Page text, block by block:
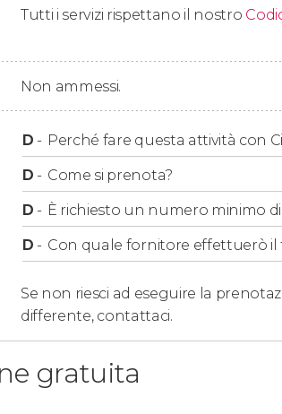
saluteremo all'esterno dell'edificio.
Tutti i servizi rispettano il nostro
Non ammessi.
D - Perché fare questa attività con
D - Come si prenota?
D - È richiesto un numero minimo
D - Con quale fornitore effettuerò il
Se non riesci ad eseguire la
differente, contattaci.
gratuita